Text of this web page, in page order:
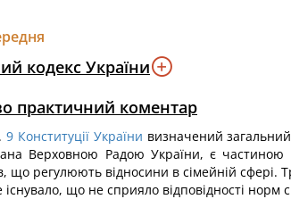
кодекс України
практичний коментар
9 Конституції України визначений
Верховною Радою України, є частиною
що регулюють відносини в сімейній
що не сприяло відповідності норм